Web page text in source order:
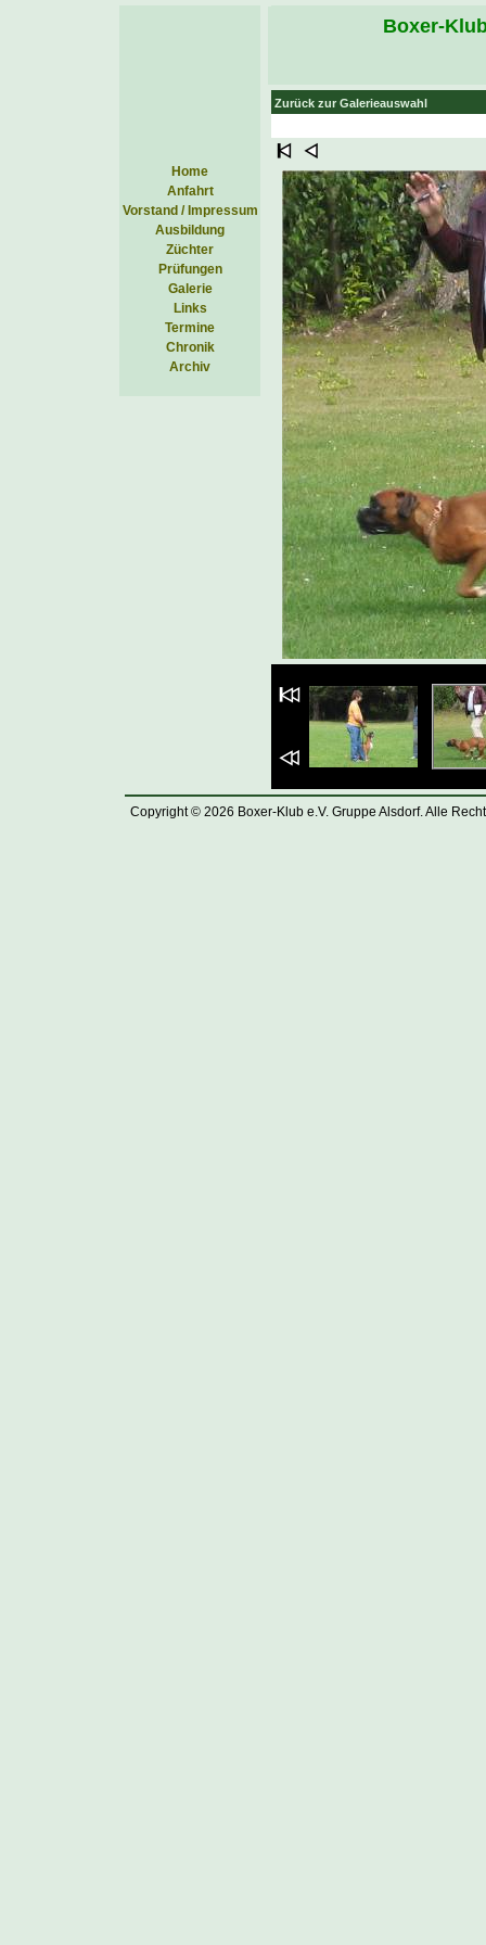
Home
Anfahrt
Vorstand / Impressum
Ausbildung
Züchter
Prüfungen
Galerie
Links
Termine
Chronik
Archiv
Boxer-
Zurück zur Galerieauswahl
Copyright © 2026 Boxer-Klub e.V. Gruppe Alsdorf. Alle